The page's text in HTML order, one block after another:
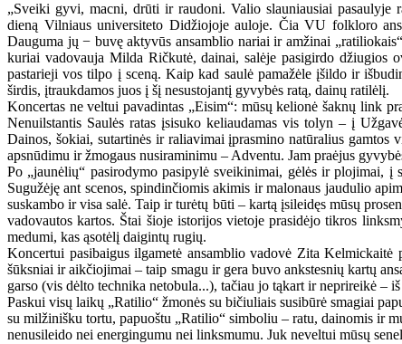
„Sveiki gyvi, macni, drūti ir raudoni. Valio slauniausiai pasaulyje
dieną Vilniaus universiteto Didžiojoje auloje. Čia VU folkloro
Dauguma jų − buvę aktyvūs ansamblio nariai ir amžinai
kuriai vadovauja Milda Ričkutė, dainai, salėje pasigirdo džiugios
pastarieji vos tilpo į sceną. Kaip kad saulė pamažėle įšildo ir
širdis, įtraukdamos juos į šį nesustojantį gyvybės ratą, dainų ratilėlį.
Koncertas ne veltui pavadintas „Eisim“: mūsų kelionė šaknų link
Nenuilstantis Saulės ratas įsisuko keliaudamas vis tolyn – į
Dainos, šokiai, sutartinės ir raliavimai įprasmino natūralius gamtos
apsnūdimu ir žmogaus nusiraminimu – Adventu. Jam praėjus
Po „jaunėlių“ pasirodymo pasipylė sveikinimai, gėlės ir plojimai,
Sugužėję ant scenos, spindinčiomis akimis ir malonaus jaudulio
suskambo ir visa salė. Taip ir turėtų būti – kartą įsileidęs mūsų
vadovautos kartos. Štai šioje istorijos vietoje prasidėjo tikros
medumi, kas ąsotėlį daigintų rugių.
Koncertui pasibaigus ilgametė ansamblio vadovė Zita
šūksniai ir aikčiojimai – taip smagu ir gera buvo ankstesnių kartų
garso (vis dėlto technika netobula...), tačiau jo tąkart ir neprireikė –
Paskui visų laikų „Ratilio“ žmonės su bičiuliais susibūrė smagiai
su milžinišku tortu, papuoštu „Ratilio“ simboliu – ratu, dainomis ir
nenusileido nei energingumu nei linksmumu. Juk neveltui mūsų